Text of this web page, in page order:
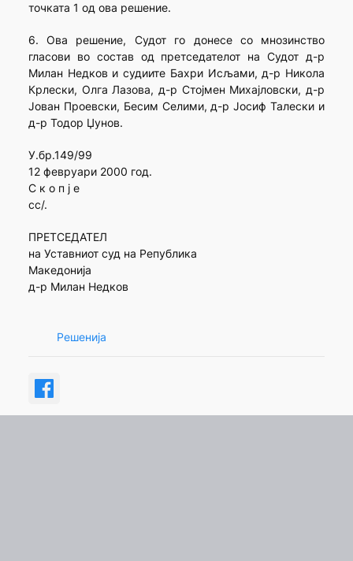
точката 1 од ова решение.
6. Ова решение, Судот го донесе со мнозинство
гласови во состав од претседателот на Судот д-р
Милан Недков и судиите Бахри Исљами, д-р Никола
Крлески, Олга Лазова, д-р Стојмен Михајловски, д-р
Јован Проевски, Бесим Селими, д-р Јосиф Талески и
д-р Тодор Џунов.
У.бр.149/99
12 февруари 2000 год.
С к о п ј е
сс/.
ПРЕТСЕДАТЕЛ
на Уставниот суд на Република
Македонија
д-р Милан Недков
Решенија